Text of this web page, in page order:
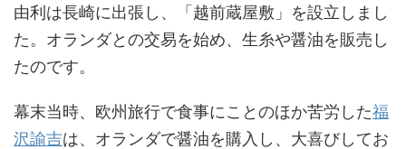
由利は長崎に出張し、「越前蔵屋敷」を設立しまし
た。オランダとの交易を始め、生糸や醤油を販売し
たのです。
幕末当時、欧州旅行で食事にことのほか苦労した福
沢諭吉は、オランダで醤油を購入し、大喜びしてお